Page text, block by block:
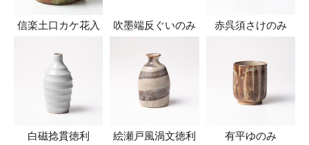
信楽土口カケ花入 吹墨端反ぐいのみ 赤呉須さけのみ
白磁捻貫徳利 絵瀬戸風渦文徳利 有平ゆのみ